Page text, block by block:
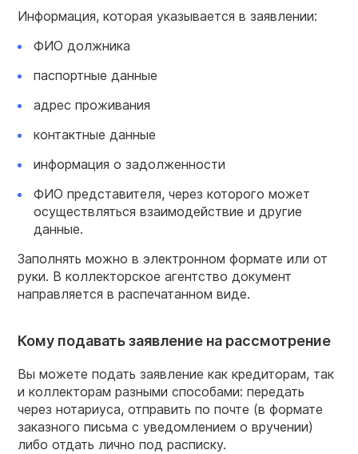
Информация, которая указывается в заявлении:
ФИО должника
паспортные данные
адрес проживания
контактные данные
информация о задолженности
ФИО представителя, через которого может
осуществляться взаимодействие и другие
данные.
Заполнять можно в электронном формате или от
руки. В коллекторское агентство документ
направляется в распечатанном виде.
Кому подавать заявление на рассмотрение
Вы можете подать заявление как кредиторам, так
и коллекторам разными способами: передать
через нотариуса, отправить по почте (в формате
заказного письма с уведомлением о вручении)
либо отдать лично под расписку.